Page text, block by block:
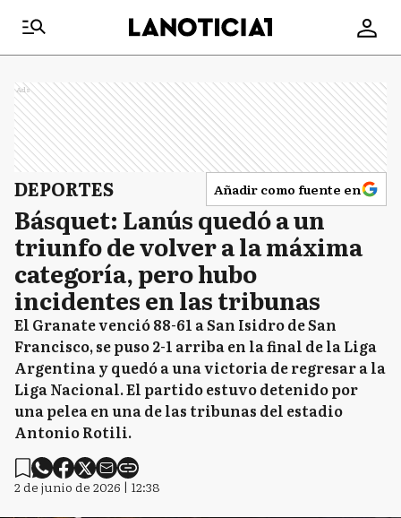
Ads
DEPORTES Añadir como fuente en
Básquet: Lanús quedó a un
triunfo de volver a la máxima
categoría, pero hubo
incidentes en las tribunas
El Granate venció 88-61 a San Isidro de San
Francisco, se puso 2-1 arriba en la final de la Liga
Argentina y quedó a una victoria de regresar a la
Liga Nacional. El partido estuvo detenido por
una pelea en una de las tribunas del estadio
Antonio Rotili.
2 de junio de 2026 | 12:38